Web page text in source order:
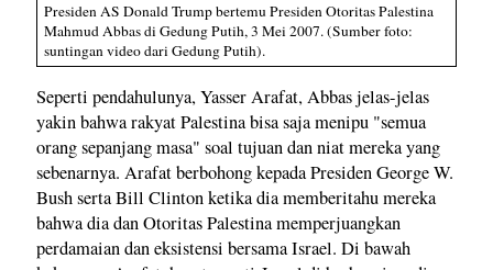
Presiden AS Donald Trump bertemu Presiden Otoritas Palestina
Mahmud Abbas di Gedung Putih, 3 Mei 2007. (Sumber foto:
suntingan video dari Gedung Putih).
Seperti pendahulunya, Yasser Arafat, Abbas jelas-jelas
yakin bahwa rakyat Palestina bisa saja menipu "semua
orang sepanjang masa" soal tujuan dan niat mereka yang
sebenarnya. Arafat berbohong kepada Presiden George W.
Bush serta Bill Clinton ketika dia memberitahu mereka
bahwa dia dan Otoritas Palestina memperjuangkan
perdamaian dan eksistensi bersama Israel. Di bawah